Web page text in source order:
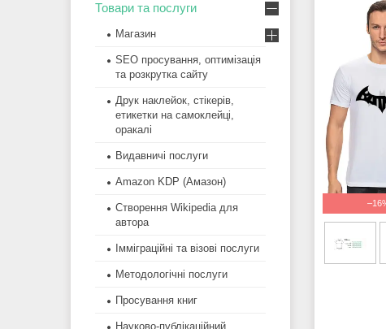
Товари та послуги
Магазин
SEO просування, оптимізація
та розкрутка сайту
Друк наклейок, стікерів,
етикетки на самоклейці,
оракалі
Видавничі послуги
Amazon KDP (Амазон)
Створення Wikipedia для
автора
Імміграційні та візові послуги
Методологічні послуги
Просування книг
Науково-публікаційний